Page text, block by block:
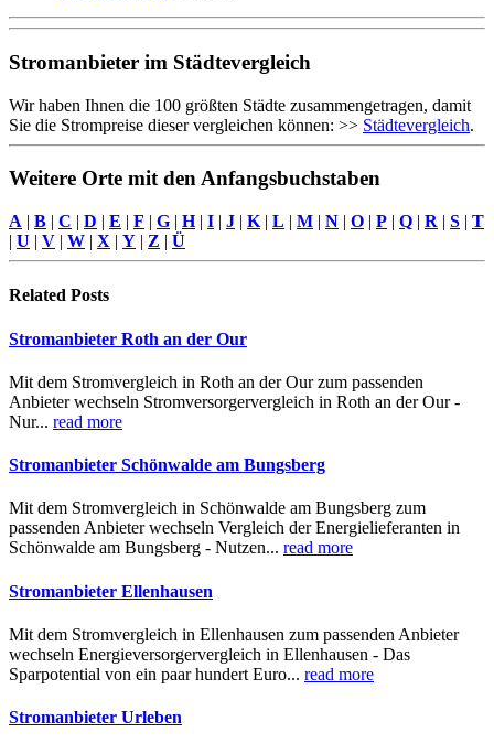
Stromanbieter im Städtevergleich
Wir haben Ihnen die 100 größten Städte zusammengetragen, damit
Sie die Strompreise dieser vergleichen können: >> Städtevergleich.
Weitere Orte mit den Anfangsbuchstaben
A | B | C | D | E | F | G | H| I | J | K | L | M | N | O | P | Q | R | S | T
| U | V | W | X | Y | Z | Ü
Related Posts
Stromanbieter Roth an der Our
Mit dem Stromvergleich in Roth an der Our zum passenden
Anbieter wechseln Stromversorgervergleich in Roth an der Our -
Nur... read more
Stromanbieter Schönwalde am Bungsberg
Mit dem Stromvergleich in Schönwalde am Bungsberg zum
passenden Anbieter wechseln Vergleich der Energielieferanten in
Schönwalde am Bungsberg - Nutzen... read more
Stromanbieter Ellenhausen
Mit dem Stromvergleich in Ellenhausen zum passenden Anbieter
wechseln Energieversorgervergleich in Ellenhausen - Das
Sparpotential von ein paar hundert Euro... read more
Stromanbieter Urleben